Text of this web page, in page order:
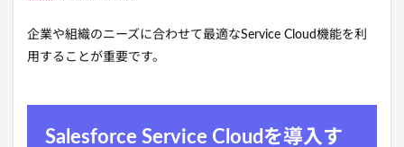
企業や組織のニーズに合わせて最適なService Cloud機能を利
用することが重要です。
Salesforce Service Cloudを導入す